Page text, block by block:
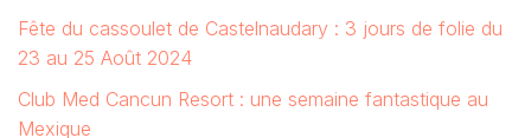
Fête du cassoulet de Castelnaudary : 3 jours de folie du
23 au 25 Août 2024
Club Med Cancun Resort : une semaine fantastique au
Mexique